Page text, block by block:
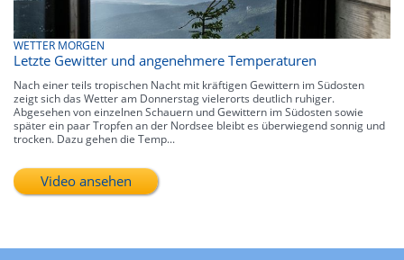
WETTER MORGEN
Letzte Gewitter und angenehmere Temperaturen
Nach einer teils tropischen Nacht mit kräftigen Gewittern im Südosten
zeigt sich das Wetter am Donnerstag vielerorts deutlich ruhiger.
Abgesehen von einzelnen Schauern und Gewittern im Südosten sowie
später ein paar Tropfen an der Nordsee bleibt es überwiegend sonnig und
trocken. Dazu gehen die Temp...
Video ansehen